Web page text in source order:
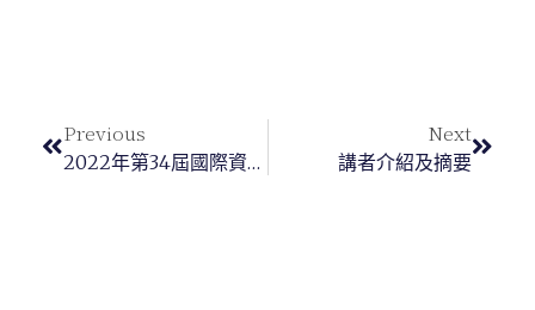
Previous
2022年第34屆國際資訊奧林匹亞競賽 我國代表隊獲2金2銀
Next
講者介紹及摘要